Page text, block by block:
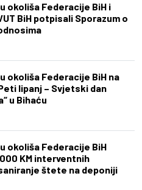
okoliša Federacije BiH i
BiH potpisali Sporazum o
okoliša Federacije BiH na
lipanj – Svjetski dan
u Bihaću
okoliša Federacije BiH
KM interventnih
štete na deponiji